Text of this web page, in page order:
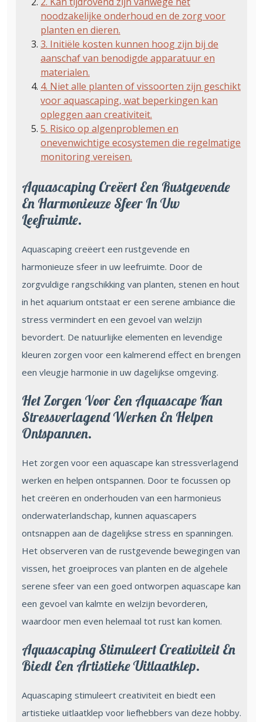
noodzakelijke onderhoud en de zorg voor
planten en dieren.
3. Initiële kosten kunnen hoog zijn bij de
aanschaf van benodigde apparatuur en
materialen.
4. Niet alle planten of vissoorten zijn geschikt
voor aquascaping, wat beperkingen kan
opleggen aan creativiteit.
5. Risico op algenproblemen en
onevenwichtige ecosystemen die regelmatige
monitoring vereisen.
Aquascaping Creëert Een Rustgevende
En Harmonieuze Sfeer In Uw
Leefruimte.
Aquascaping creëert een rustgevende en
harmonieuze sfeer in uw leefruimte. Door de
zorgvuldige rangschikking van planten, stenen en hout
in het aquarium ontstaat er een serene ambiance die
stress vermindert en een gevoel van welzijn
bevordert. De natuurlijke elementen en levendige
kleuren zorgen voor een kalmerend effect en brengen
een vleugje harmonie in uw dagelijkse omgeving.
Het Zorgen Voor Een Aquascape Kan
Stressverlagend Werken En Helpen
Ontspannen.
Het zorgen voor een aquascape kan stressverlagend
werken en helpen ontspannen. Door te focussen op
het creëren en onderhouden van een harmonieus
onderwaterlandschap, kunnen aquascapers
ontsnappen aan de dagelijkse stress en spanningen.
Het observeren van de rustgevende bewegingen van
vissen, het groeiproces van planten en de algehele
serene sfeer van een goed ontworpen aquascape kan
een gevoel van kalmte en welzijn bevorderen,
waardoor men even helemaal tot rust kan komen.
Aquascaping Stimuleert Creativiteit En
Biedt Een Artistieke Uitlaatklep.
Aquascaping stimuleert creativiteit en biedt een
artistieke uitlaatklep voor liefhebbers van deze hobby.